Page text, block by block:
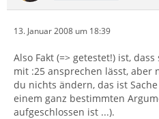
13. Januar 2008 um 18:39
Also Fakt (=> getestet!) ist,
mit :25 ansprechen lässt, aber
du nichts ändern, das ist
einem ganz bestimmten
aufgeschlossen ist ...).